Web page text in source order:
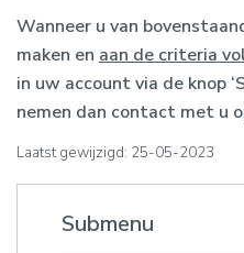
Wanneer u van
maken en aan de criteria
in uw account via de knop
nemen dan contact met u
Laatst gewijzigd: 25-05-2023
Submenu